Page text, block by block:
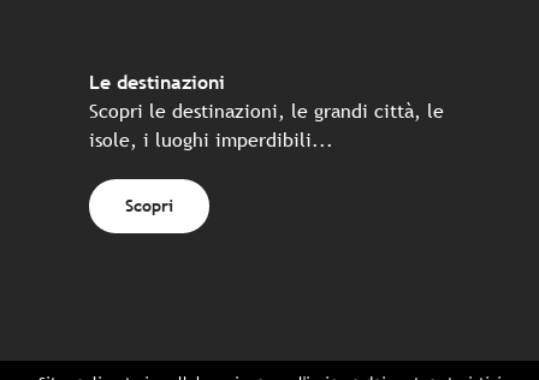
Le destinazioni
Scopri le destinazioni, le grandi città, le
isole, i luoghi imperdibili...
Scopri